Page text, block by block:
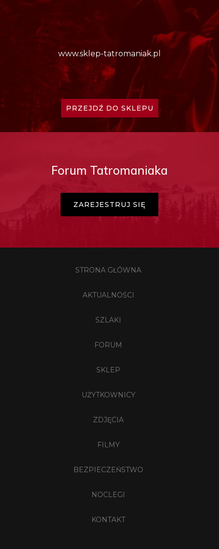
www.sklep-tatromaniak.pl
PRZEJDŹ DO SKLEPU
Forum Tatromaniaka
ZAREJESTRUJ SIĘ
STRONA GŁÓWNA
AKTUALNOŚCI
SZLAKI
FORUM
SKLEP
UŻYTKOWNICY
ZDJĘCIA
FILMY
BEZPIECZEŃSTWO
NOCLEGI
KONTAKT